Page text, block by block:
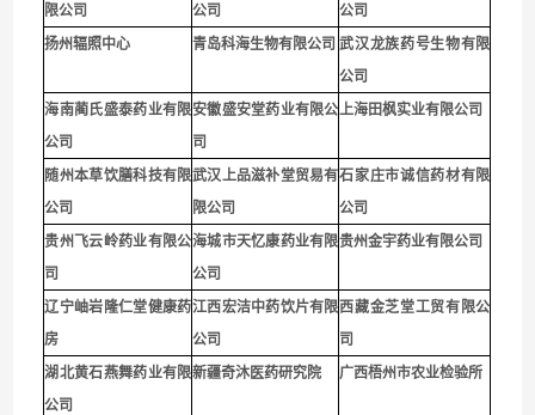
限公司
公司
公司
扬州辐照中心
青岛科海生物有限公司 武汉龙族药号生物有限
公司
海南蔺氏盛泰药业有限
公司
安徽盛安堂药业有限公
司
上海田枫实业有限公司
随州本草饮膳科技有限
公司
武汉上品滋补堂贸易有
限公司
石家庄市诚信药材有限
公司
贵州飞云岭药业有限公
司
海城市天忆康药业有限
公司
贵州金宇药业有限公司
辽宁岫岩隆仁堂健康药
房
江西宏洁中药饮片有限
公司
西藏金芝堂工贸有限公
司
湖北黄石燕舞药业有限
公司
新疆奇沐医药研究院 广西梧州市农业检验所